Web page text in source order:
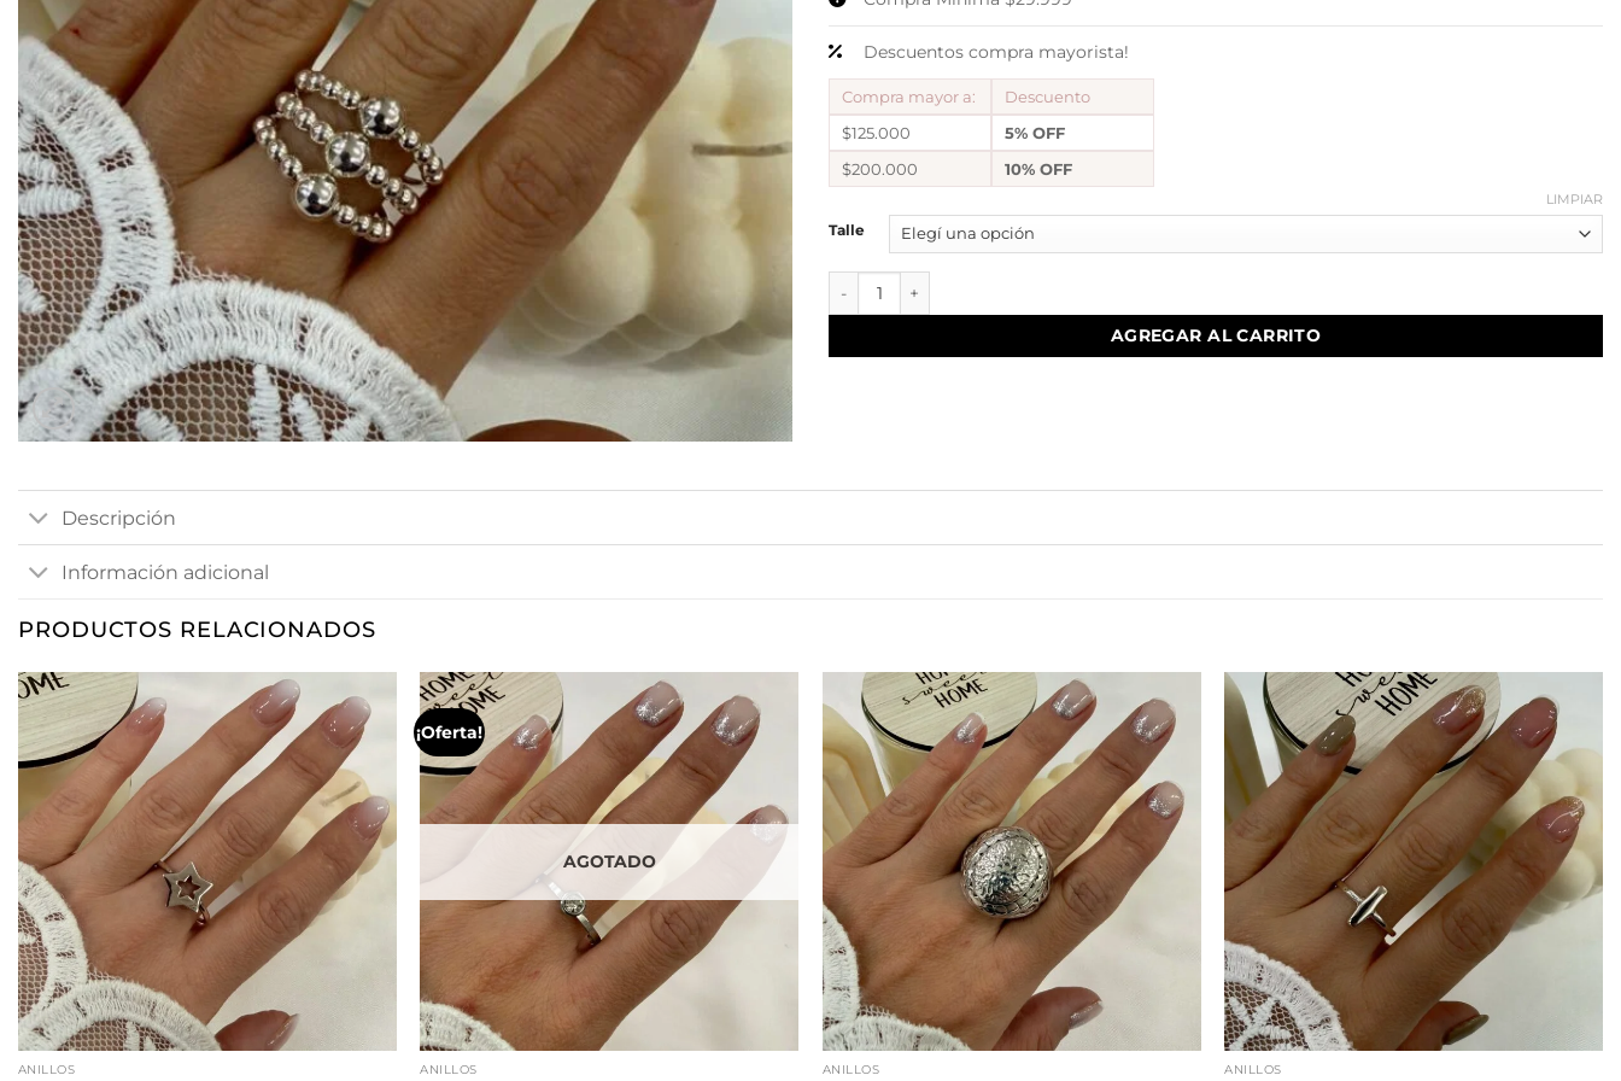
Descuentos compra mayorista!
Compra mayor a:
Descuento
$125.000
5% OFF
$200.000
10% OFF
Talle
LIMPIAR
AGREGAR AL CARRITO
Descripción
Información adicional
PRODUCTOS RELACIONADOS
ANILLOS
¡Oferta!
AGOTADO
ANILLOS ANILLOS ANILLOS